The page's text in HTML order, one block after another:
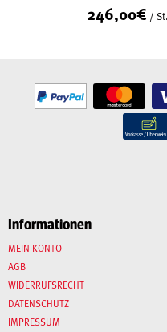
246,00€ / St.
Informationen
MEIN KONTO
AGB
WIDERRUFSRECHT
DATENSCHUTZ
IMPRESSUM